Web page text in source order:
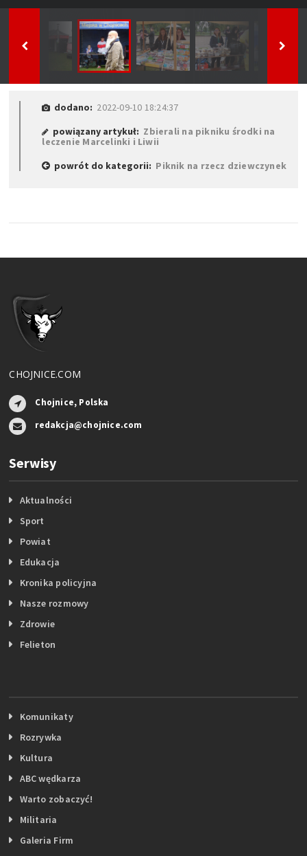
dodano: 2022-09-10 18:24:37
powiązany artykuł: Zbierali na pikniku środki na
leczenie Marcelinki i Liwii
powrót do kategorii: Piknik na rzecz dziewczynek
CHOJNICE.COM
Chojnice, Polska
redakcja@chojnice.com
Serwisy
Aktualności
Sport
Powiat
Edukacja
Kronika policyjna
Nasze rozmowy
Zdrowie
Felieton
Komunikaty
Rozrywka
Kultura
ABC wędkarza
Warto zobaczyć!
Militaria
Galeria Firm